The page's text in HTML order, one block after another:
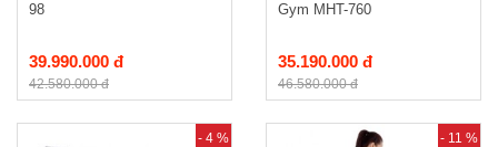
98
39.990.000 đ
42.580.000 đ
Gym MHT-760
35.190.000 đ
46.580.000 đ
- 4 % - 11 %